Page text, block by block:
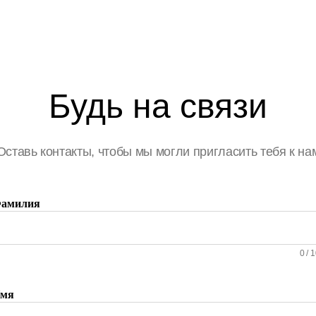
Будь на связи
контакты, чтобы мы могли пригласить тебя к
0/